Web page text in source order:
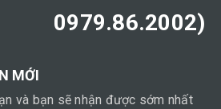
0979.86.2002)
MỚI
và bạn sẽ nhận được sớm nhất